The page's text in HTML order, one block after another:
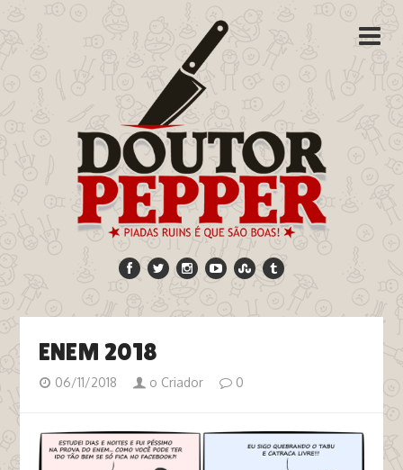
ENEM 2018
06/11/2018 o Criador 0